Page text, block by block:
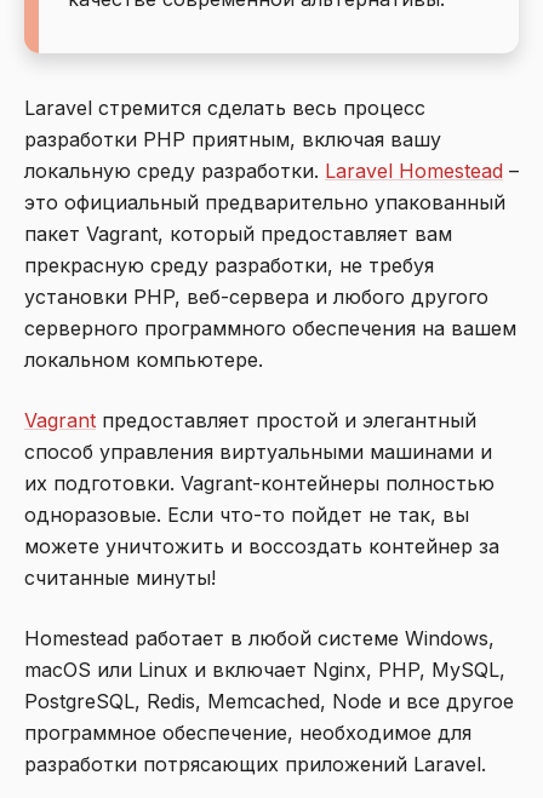
Laravel стремится сделать весь процесс
разработки PHP приятным, включая вашу
локальную среду разработки. Laravel Homestead –
это официальный предварительно упакованный
пакет Vagrant, который предоставляет вам
прекрасную среду разработки, не требуя
установки PHP, веб-сервера и любого другого
серверного программного обеспечения на вашем
локальном компьютере.
Vagrant предоставляет простой и элегантный
способ управления виртуальными машинами и
их подготовки. Vagrant-контейнеры полностью
одноразовые. Если что-то пойдет не так, вы
можете уничтожить и воссоздать контейнер за
считанные минуты!
Homestead работает в любой системе Windows,
macOS или Linux и включает Nginx, PHP, MySQL,
PostgreSQL, Redis, Memcached, Node и все другое
программное обеспечение, необходимое для
разработки потрясающих приложений Laravel.